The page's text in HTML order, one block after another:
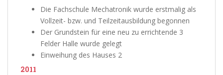
Die Fachschule Mechatronik wurde erstmalig als
Vollzeit- bzw. und Teilzeitausbildung begonnen
Der Grundstein für eine neu zu errichtende 3
Felder Halle wurde gelegt
Einweihung des Hauses 2
2011